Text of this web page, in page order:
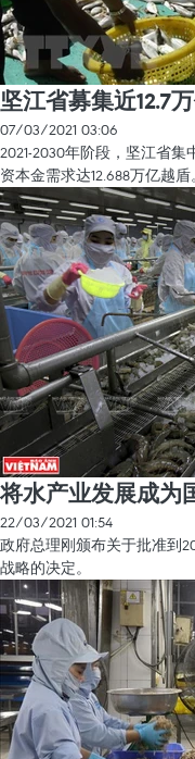
坚江省募集近12.7
07/03/2021 03:06
2021-2030年阶段，坚江省
资本金需求达12.688万亿越盾。
将水产业发展成为
22/03/2021 01:54
政府总理刚颁布关于批准到
战略的决定。